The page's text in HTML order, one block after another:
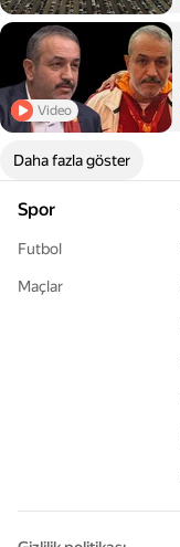
Video
Daha fazla göster
Spor
Futbol
Maçlar